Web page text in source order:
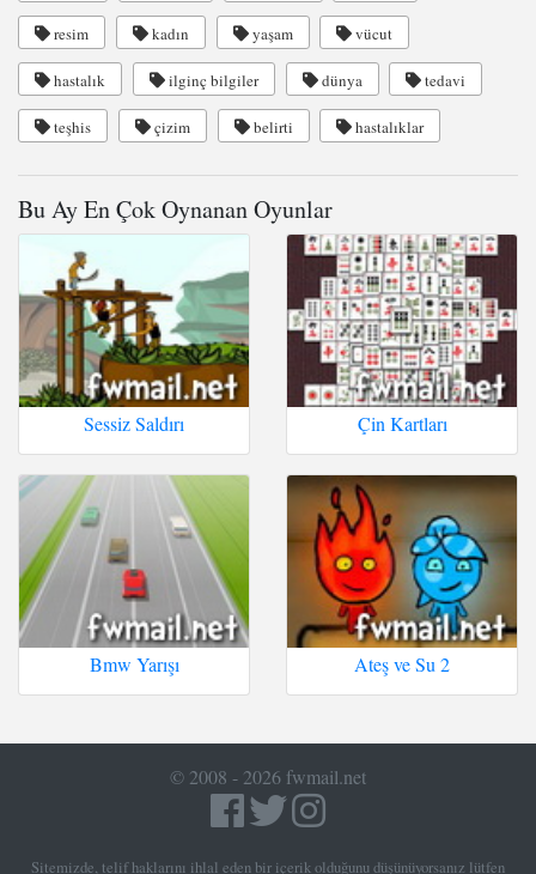
resim kadın yaşam vücut
hastalık ilginç bilgiler dünya tedavi
teşhis çizim belirti hastalıklar
Bu Ay En Çok Oynanan Oyunlar
Sessiz Saldırı Çin Kartları
Bmw Yarışı Ateş ve Su 2
© 2008 - 2026 fwmail.net
Sitemizde, telif haklarını ihlal eden bir içerik olduğunu düşünüyorsanız lütfen